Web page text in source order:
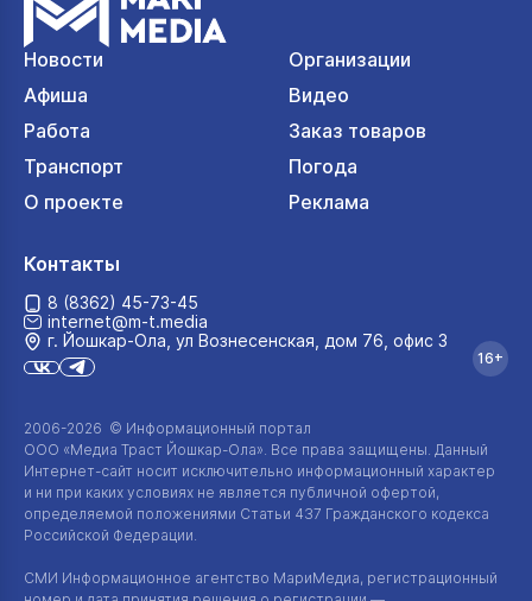
Новости
Организации
Афиша
Видео
Работа
Заказ товаров
Транспорт
Погода
О проекте
Реклама
2006-2026 © Информационный портал
ООО «Медиа Траст Йошкар-Ола». Все права защищены. Данный
Интернет-сайт носит исключительно информационный характер
и ни при каких условиях не является публичной офертой,
определяемой положениями Статьи 437 Гражданского кодекса
Российской Федерации.
СМИ Информационное агентство МариМедиа, регистрационный
Контакты
8 (8362) 45-73-45
internet@m-t.media
г. Йошкар‑Ола, ул Вознесенская, дом 76, офис 3
16+